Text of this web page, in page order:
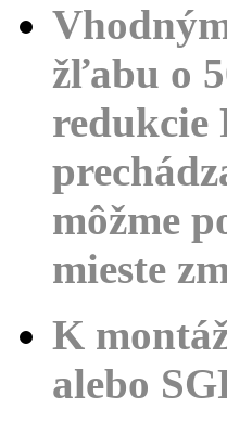
žľabu o
redukcie
môžme
mieste
K
alebo